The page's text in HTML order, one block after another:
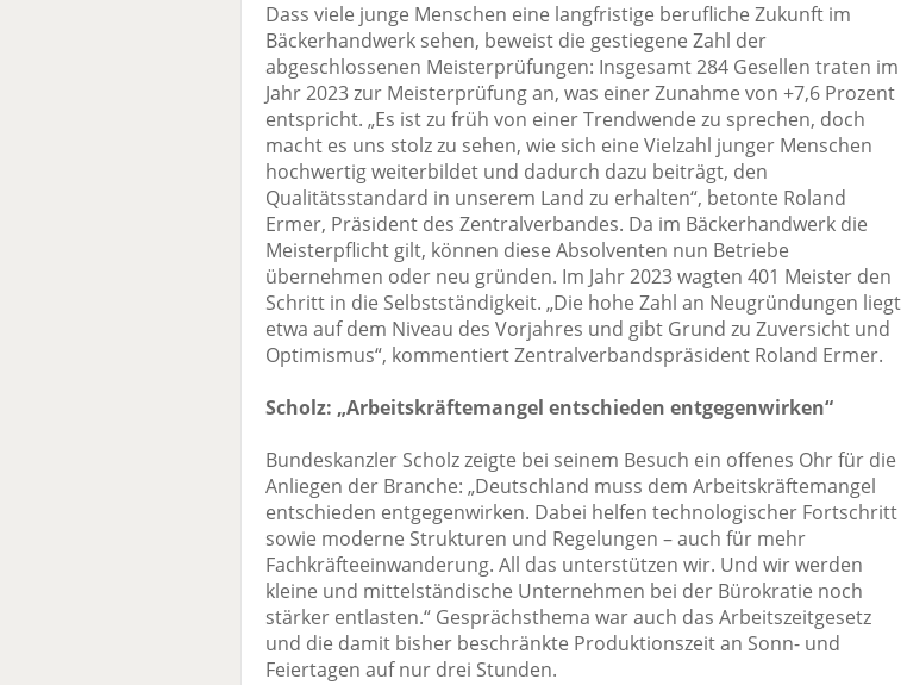
Dass viele junge Menschen eine langfristige berufliche Zukunft im
Bäckerhandwerk sehen, beweist die gestiegene Zahl der
abgeschlossenen Meisterprüfungen: Insgesamt 284 Gesellen traten im
Jahr 2023 zur Meisterprüfung an, was einer Zunahme von +7,6 Prozent
entspricht. „Es ist zu früh von einer Trendwende zu sprechen, doch
macht es uns stolz zu sehen, wie sich eine Vielzahl junger Menschen
hochwertig weiterbildet und dadurch dazu beiträgt, den
Qualitätsstandard in unserem Land zu erhalten“, betonte Roland
Ermer, Präsident des Zentralverbandes. Da im Bäckerhandwerk die
Meisterpflicht gilt, können diese Absolventen nun Betriebe
übernehmen oder neu gründen. Im Jahr 2023 wagten 401 Meister den
Schritt in die Selbstständigkeit. „Die hohe Zahl an Neugründungen liegt
etwa auf dem Niveau des Vorjahres und gibt Grund zu Zuversicht und
Optimismus“, kommentiert Zentralverbandspräsident Roland Ermer.
Scholz: „Arbeitskräftemangel entschieden entgegenwirken“
Bundeskanzler Scholz zeigte bei seinem Besuch ein offenes Ohr für die
Anliegen der Branche: „Deutschland muss dem Arbeitskräftemangel
entschieden entgegenwirken. Dabei helfen technologischer Fortschritt
sowie moderne Strukturen und Regelungen – auch für mehr
Fachkräfteeinwanderung. All das unterstützen wir. Und wir werden
kleine und mittelständische Unternehmen bei der Bürokratie noch
stärker entlasten.“ Gesprächsthema war auch das Arbeitszeitgesetz
und die damit bisher beschränkte Produktionszeit an Sonn- und
Feiertagen auf nur drei Stunden.